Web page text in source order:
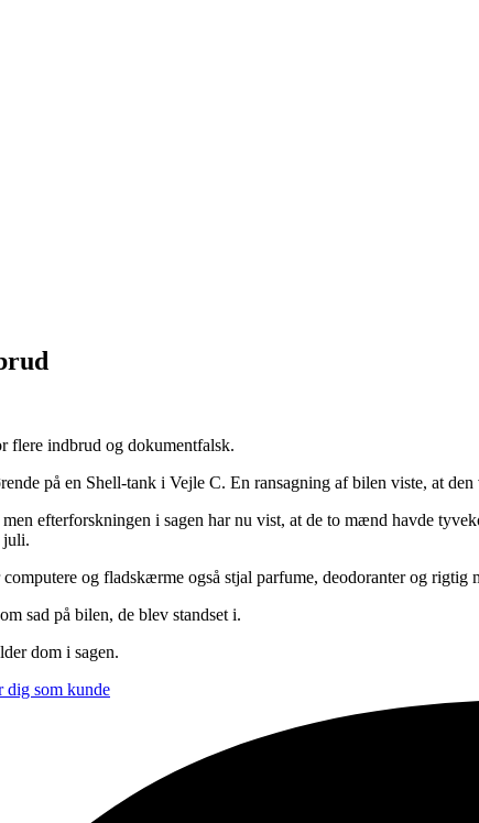
flere indbrud og dokumentfalsk.
på en Shell-tank i Vejle C. En ransagning af bilen viste, at
efterforskningen i sagen har nu vist, at de to mænd havde
juli.
og fladskærme også stjal parfume, deodoranter og
sad på bilen, de blev standset i.
dom i sagen.
dig som kunde